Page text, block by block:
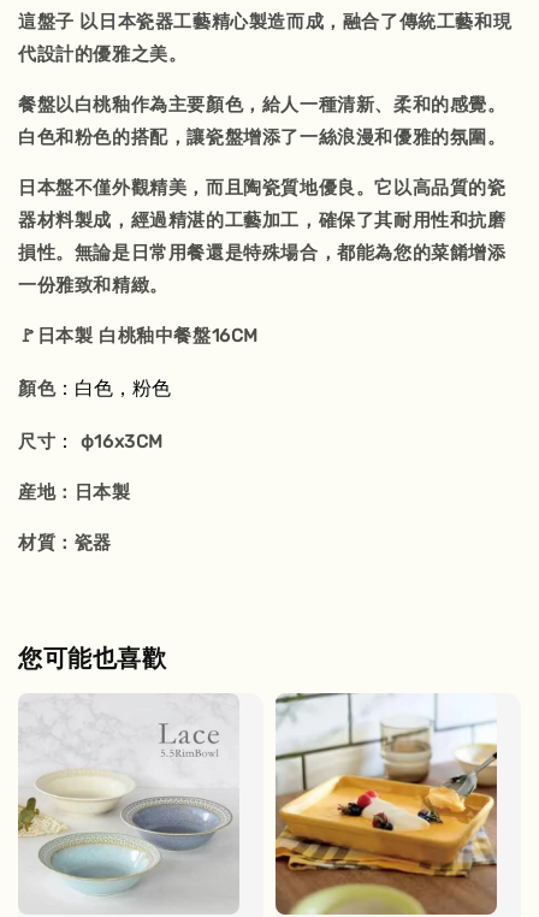
這盤子 以日本瓷器工藝精心製造而成，融合了傳統工藝和現
代設計的優雅之美。
餐盤以白桃釉作為主要顏色，給人一種清新、柔和的感覺。
白色和粉色的搭配，讓瓷盤增添了一絲浪漫和優雅的氛圍。
日本盤不僅外觀精美，而且陶瓷質地優良。它以高品質的瓷
器材料製成，經過精湛的工藝加工，確保了其耐用性和抗磨
損性。無論是日常用餐還是特殊場合，都能為您的菜餚增添
一份雅致和精緻。
🚩日本製 白桃釉中餐盤16CM
顏色：白色，粉色
尺寸 ： ф16x3CM
産地：日本製
材質：瓷器
您可能也喜歡